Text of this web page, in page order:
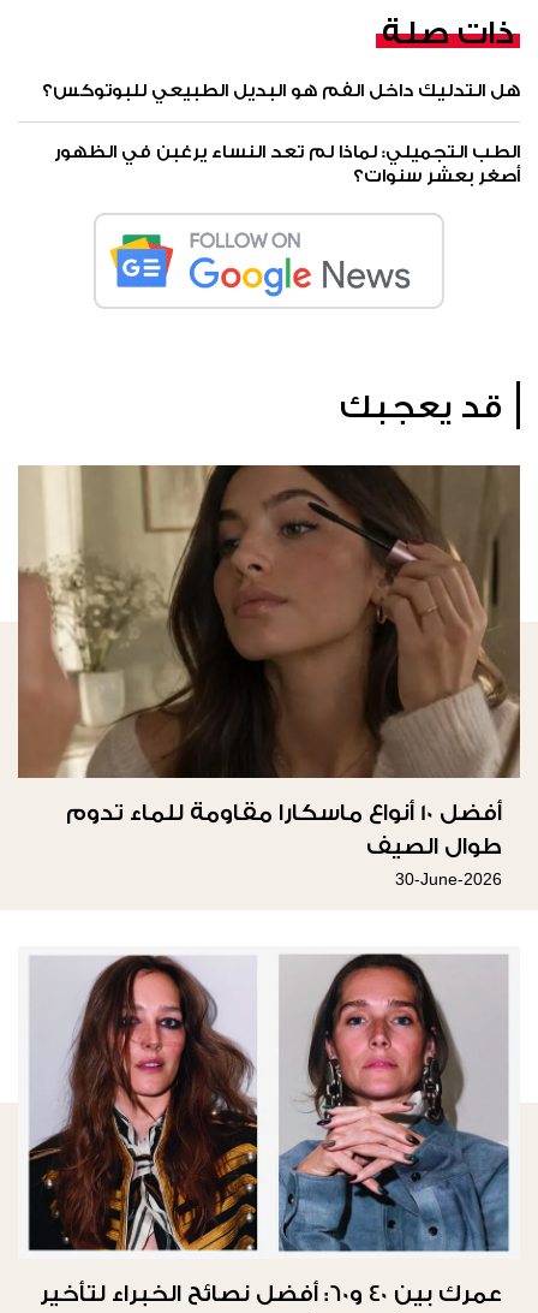
ذات صلة
هل التدليك داخل الفم هو البديل الطبيعي للبوتوكس؟
الطب التجميلي: لماذا لم تعد النساء يرغبن في الظهور
أصغر بعشر سنوات؟
قد يعجبك
أفضل 10 أنواع ماسكارا مقاومة للماء تدوم
طوال الصيف
30-June-2026
عمرك بين 40 و60: أفضل نصائح الخبراء لتأخير